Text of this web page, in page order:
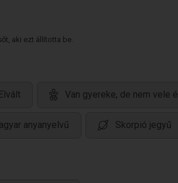
aki ezt állította be.
Elvált Van gyereke, de nem vele él
anyanyelvű Skorpió jegyű